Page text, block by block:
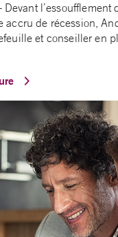
l’essoufflement
accru de récession,
et conseiller en